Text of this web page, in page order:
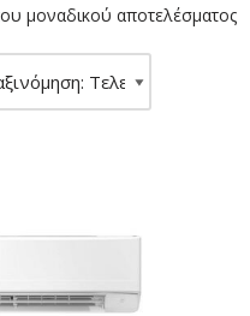
μοναδικού αποτελέσματος